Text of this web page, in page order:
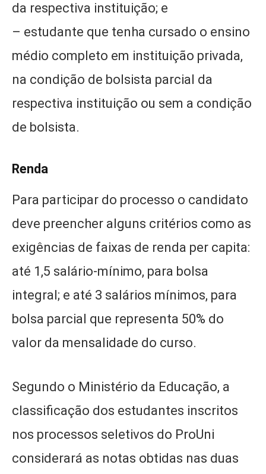
da respectiva instituição; e
– estudante que tenha cursado o ensino
médio completo em instituição privada,
na condição de bolsista parcial da
respectiva instituição ou sem a condição
de bolsista.
Renda
Para participar do processo o candidato
deve preencher alguns critérios como as
exigências de faixas de renda per capita:
até 1,5 salário-mínimo, para bolsa
integral; e até 3 salários mínimos, para
bolsa parcial que representa 50% do
valor da mensalidade do curso.
Segundo o Ministério da Educação, a
classificação dos estudantes inscritos
nos processos seletivos do ProUni
considerará as notas obtidas nas duas